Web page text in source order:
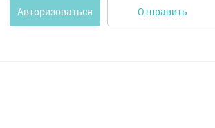
Авторизоваться Отправить